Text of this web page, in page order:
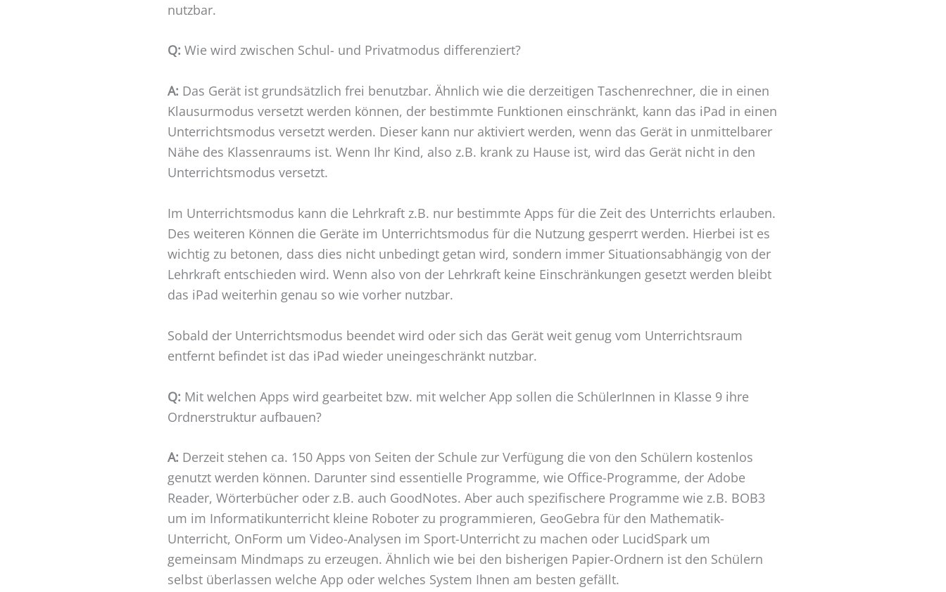
nutzbar.
Q: Wie wird zwischen Schul- und Privatmodus differenziert?
A: Das Gerät ist grundsätzlich frei benutzbar. Ähnlich wie die derzeitigen Taschenrechner, die in einen
Klausurmodus versetzt werden können, der bestimmte Funktionen einschränkt, kann das iPad in einen
Unterrichtsmodus versetzt werden. Dieser kann nur aktiviert werden, wenn das Gerät in unmittelbarer
Nähe des Klassenraums ist. Wenn Ihr Kind, also z.B. krank zu Hause ist, wird das Gerät nicht in den
Unterrichtsmodus versetzt.
Im Unterrichtsmodus kann die Lehrkraft z.B. nur bestimmte Apps für die Zeit des Unterrichts erlauben.
Des weiteren Können die Geräte im Unterrichtsmodus für die Nutzung gesperrt werden. Hierbei ist es
wichtig zu betonen, dass dies nicht unbedingt getan wird, sondern immer Situationsabhängig von der
Lehrkraft entschieden wird. Wenn also von der Lehrkraft keine Einschränkungen gesetzt werden bleibt
das iPad weiterhin genau so wie vorher nutzbar.
Sobald der Unterrichtsmodus beendet wird oder sich das Gerät weit genug vom Unterrichtsraum
entfernt befindet ist das iPad wieder uneingeschränkt nutzbar.
Q: Mit welchen Apps wird gearbeitet bzw. mit welcher App sollen die SchülerInnen in Klasse 9 ihre
Ordnerstruktur aufbauen?
A: Derzeit stehen ca. 150 Apps von Seiten der Schule zur Verfügung die von den Schülern kostenlos
genutzt werden können. Darunter sind essentielle Programme, wie Office-Programme, der Adobe
Reader, Wörterbücher oder z.B. auch GoodNotes. Aber auch spezifischere Programme wie z.B. BOB3
um im Informatikunterricht kleine Roboter zu programmieren, GeoGebra für den Mathematik-
Unterricht, OnForm um Video-Analysen im Sport-Unterricht zu machen oder LucidSpark um
gemeinsam Mindmaps zu erzeugen. Ähnlich wie bei den bisherigen Papier-Ordnern ist den Schülern
selbst überlassen welche App oder welches System Ihnen am besten gefällt.